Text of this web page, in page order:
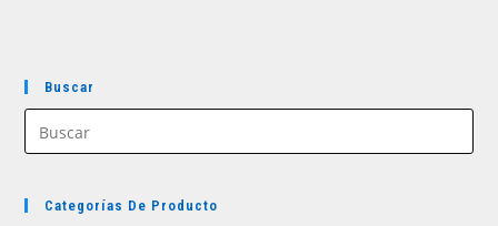
Buscar
Categorías De Producto